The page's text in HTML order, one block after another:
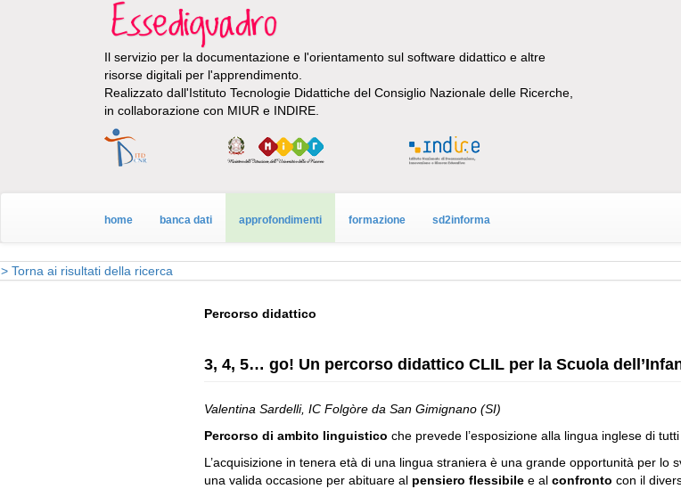
Il servizio per la documentazione e l'orientamento sul software didattico e altre
risorse digitali per l'apprendimento.
Realizzato dall'Istituto Tecnologie Didattiche del Consiglio Nazionale delle Ricerche,
in collaborazione con MIUR e INDIRE.
home banca dati approfondimenti formazione sd2informa
> Torna ai risultati della ricerca
Percorso didattico
3, 4, 5… go! Un percorso didattico CLIL per la Scuola
Valentina Sardelli, IC Folgòre da San Gimignano (SI)
Percorso di ambito linguistico che prevede l’esposizione alla lingua inglese di
L’acquisizione in tenera età di una lingua straniera è una grande opportunità per lo
una valida occasione per abituare al pensiero flessibile e al confronto con il